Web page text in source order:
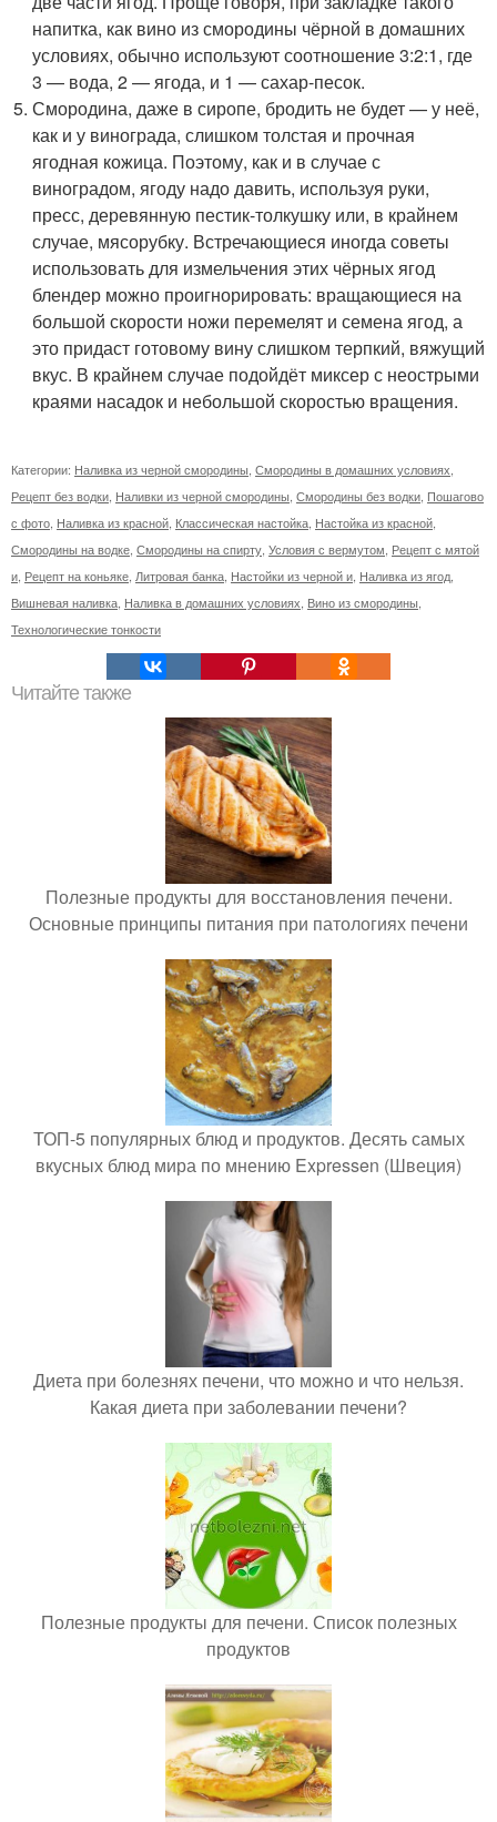
напитка, как вино из смородины чёрной в домашних
условиях, обычно используют соотношение 3:2:1, где
3 — вода, 2 — ягода, и 1 — сахар-песок.
Смородина, даже в сиропе, бродить не будет — у неё,
как и у винограда, слишком толстая и прочная
ягодная кожица. Поэтому, как и в случае с
виноградом, ягоду надо давить, используя руки,
пресс, деревянную пестик-толкушку или, в крайнем
случае, мясорубку. Встречающиеся иногда советы
использовать для измельчения этих чёрных ягод
блендер можно проигнорировать: вращающиеся на
большой скорости ножи перемелят и семена ягод, а
это придаст готовому вину слишком терпкий, вяжущий
вкус. В крайнем случае подойдёт миксер с неострыми
краями насадок и небольшой скоростью вращения.
Категории: Наливка из черной смородины Смородины в домашних условиях
Рецепт без водки Наливки из черной смородины Смородины без водки Пошагово
с фото Наливка из красной Классическая настойка Настойка из красной
Смородины на водке Смородины на спирту Условия с вермутом Рецепт с мятой
и Рецепт на коньяке Литровая банка Настойки из черной и Наливка из ягод
Вишневая наливка Наливка в домашних условиях Вино из смородины
Технологические тонкости
Читайте также
Полезные продукты для восстановления печени.
Основные принципы питания при патологиях печени
ТОП-5 популярных блюд и продуктов. Десять самых
вкусных блюд мира по мнению Expressen (Швеция)
Диета при болезнях печени, что можно и что нельзя.
Какая диета при заболевании печени?
Полезные продукты для печени. Список полезных
продуктов